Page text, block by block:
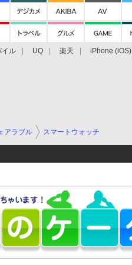
イル UQ 楽天 iPhone (iOS)
アラブル スマートウォッチ